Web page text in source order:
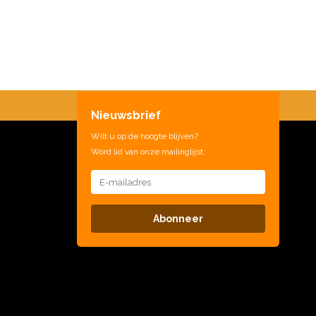
Nieuwsbrief
Wilt u op de hoogte blijven?
Word lid van onze mailinglijst:
Abonneer